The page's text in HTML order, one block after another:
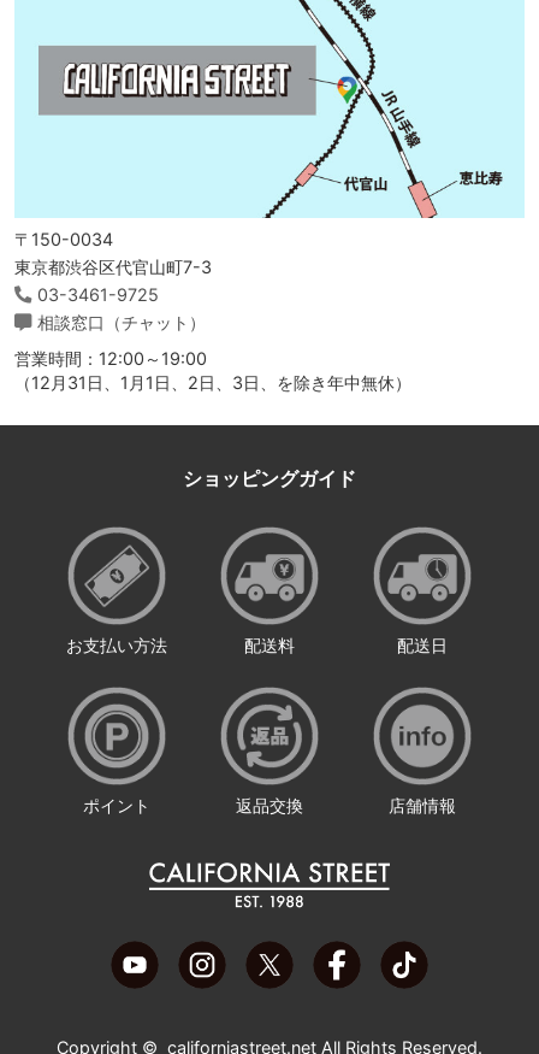
〒150-0034
東京都渋谷区代官山町7-3
03-3461-9725
相談窓口（チャット）
営業時間：12:00～19:00
（12月31日、1月1日、2日、3日、を除き年中無休）
ショッピングガイド
お支払い方法 配送料 配送日
ポイント 返品交換 店舗情報
Copyright © californiastreet.net All Rights Reserved.